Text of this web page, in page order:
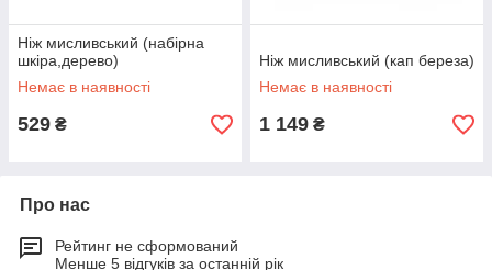
Ніж мисливський (набірна
шкіра,дерево)
Немає в наявності
529 ₴
Ніж мисливський (кап береза)
Немає в наявності
1 149 ₴
Про нас
Рейтинг не сформований
Менше 5 відгуків за останній рік